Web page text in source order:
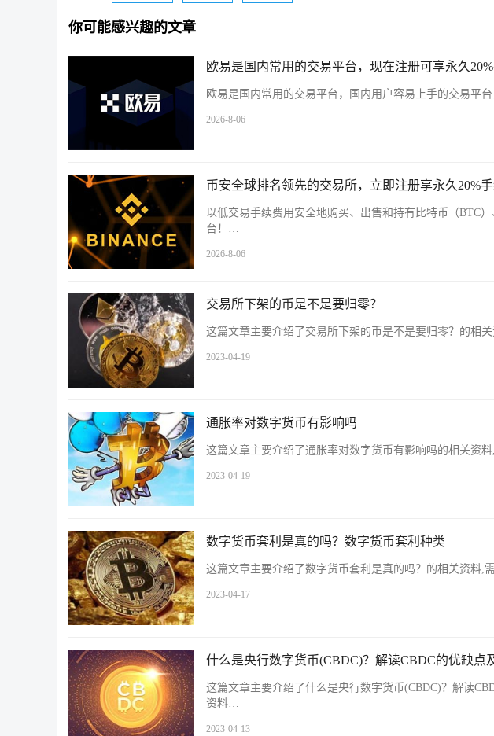
你可能感兴趣的文章
欧易是国内常用的交易平台，现在注册可享永久20%
欧易是国内常用的交易平台，国内用户容易上手的交易平
2026-8-06
币安全球排名领先的交易所，立即注册享永久20%手
以低交易手续费用安全地购买、出售和持有比特币（BTC
台！…
2026-8-06
交易所下架的币是不是要归零？
这篇文章主要介绍了交易所下架的币是不是要归零？的相
2023-04-19
通胀率对数字货币有影响吗
这篇文章主要介绍了通胀率对数字货币有影响吗的相关资
2023-04-19
数字货币套利是真的吗？数字货币套利种类
这篇文章主要介绍了数字货币套利是真的吗？的相关资料,
2023-04-17
什么是央行数字货币(CBDC)？解读CBDC的优缺点
这篇文章主要介绍了什么是央行数字货币(CBDC)？解读
资料…
2023-04-13